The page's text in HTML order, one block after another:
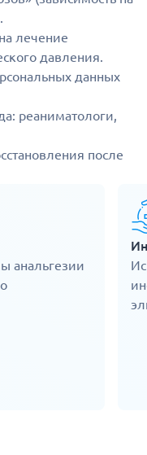
лечение
давления.
данных
реаниматологи,
после
анальгезии